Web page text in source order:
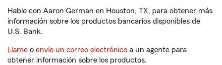
Hable con Aaron German en Houston, TX, para obtener más
información sobre los productos bancarios disponibles de
U.S. Bank.
Llame o envíe un correo electrónico a un agente para
obtener información sobre los productos.